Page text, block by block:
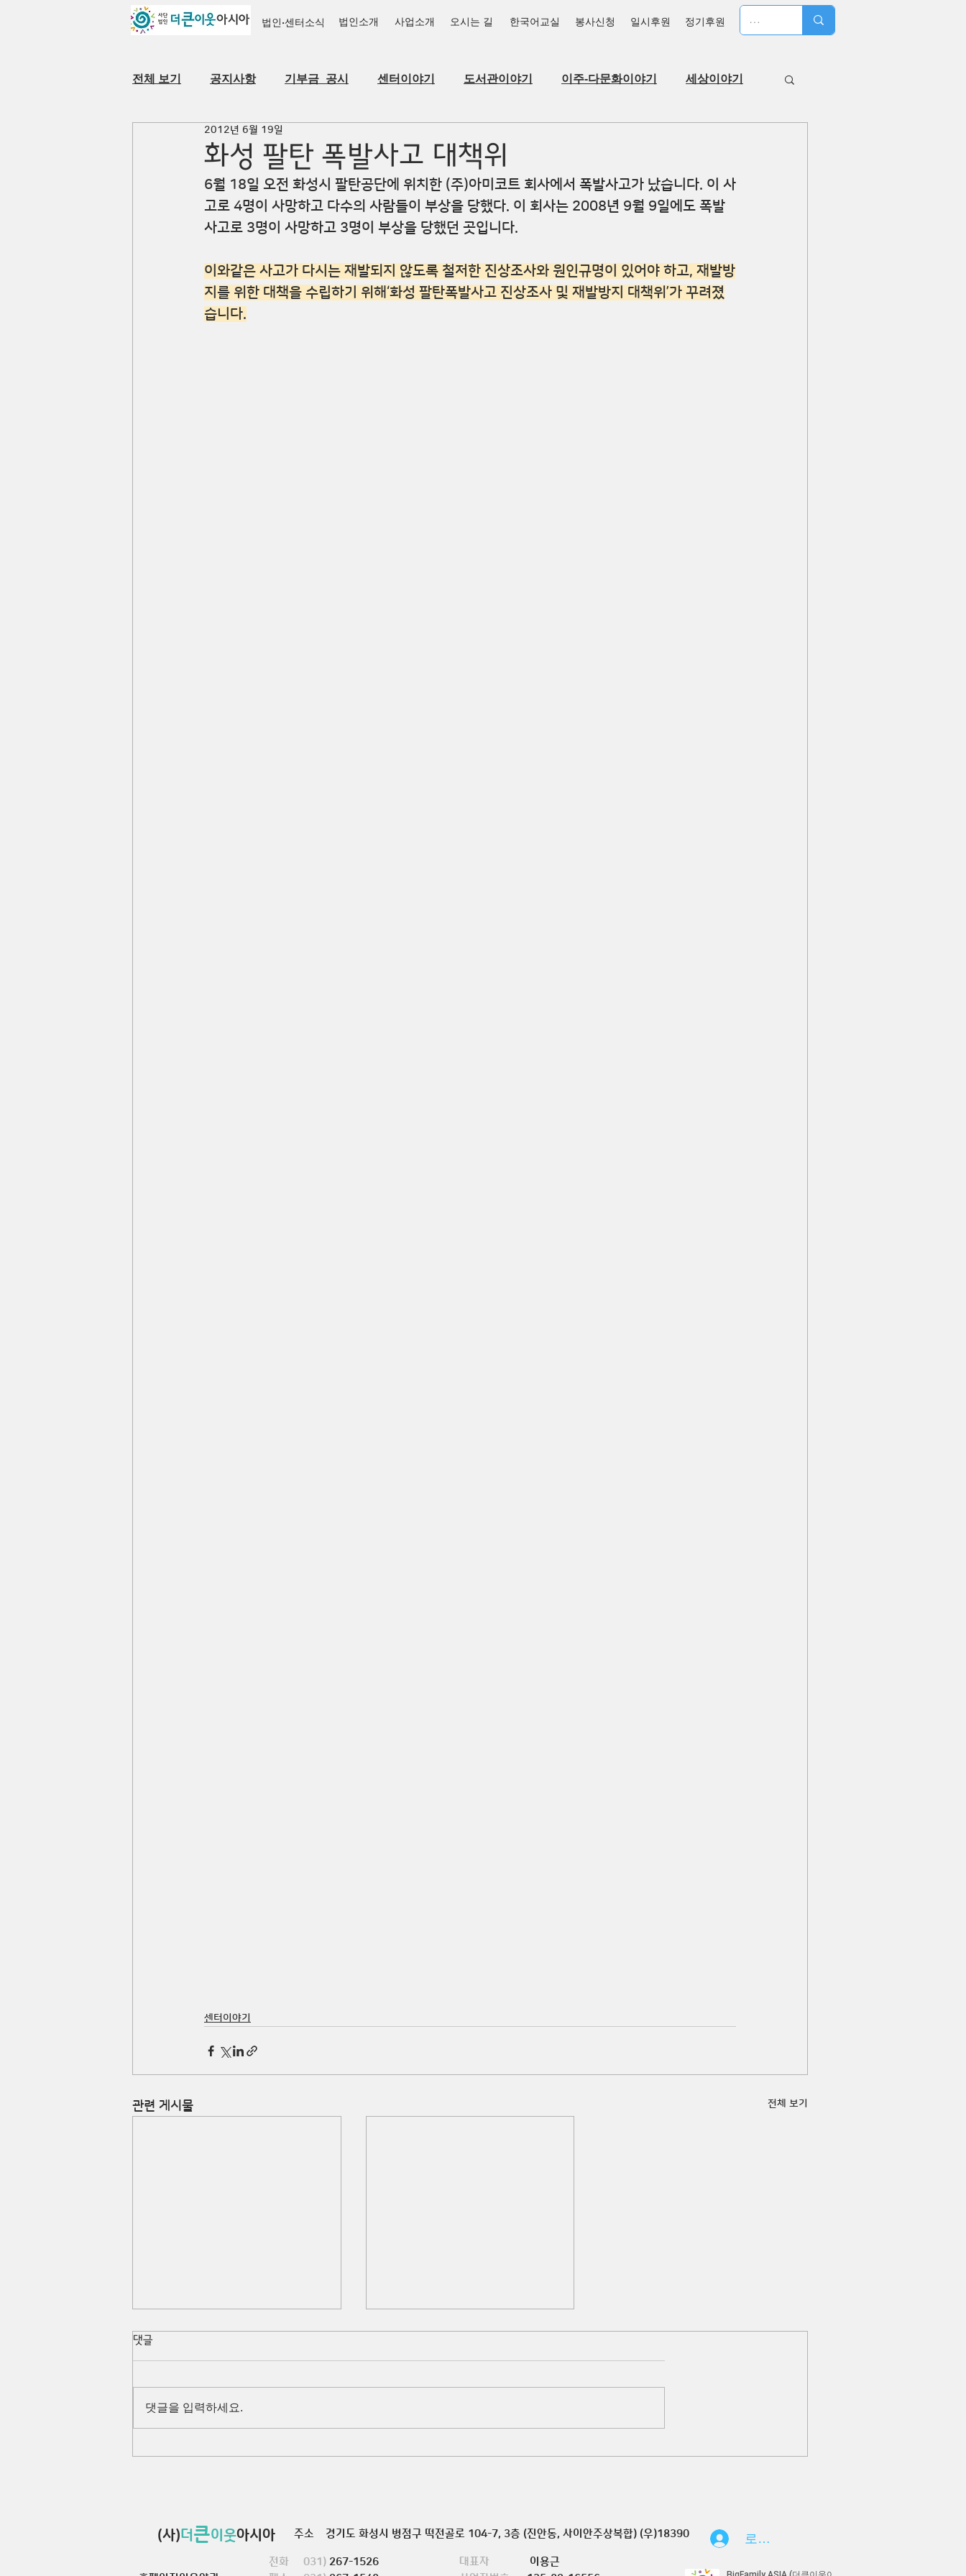
법인·센터소식 법인소개 사업소개 오시는 길 한국어교실 봉사신청 일시후원 정기후원
전체 보기 공지사항 기부금_공시 센터이야기 도서관이야기 이주-다문화이야기 세상이야기
법인·센터 소개
화성 팔탄 폭발사고 대책위
2012년 6월 19일
6월 18일 오전 화성시 팔탄공단에 위치한 (주)아미코트 회사에서 폭발사고가 났습니다. 이 사
고로 4명이 사망하고 다수의 사람들이 부상을 당했다. 이 회사는 2008년 9월 9일에도 폭발
사고로 3명이 사망하고 3명이 부상을 당했던 곳입니다.
이와같은 사고가 다시는 재발되지 않도록 철저한 진상조사와 원인규명이 있어야 하고, 재발방
지를 위한 대책을 수립하기 위해‘화성 팔탄폭발사고 진상조사 및 재발방지 대책위’가 꾸려졌
습니다.
센터이야기
관련 게시물 전체 보기
댓글
댓글을 입력하세요.
(사)더큰이웃아시아 주소 경기도 화성시 병점구 떡전골로 104-7, 3층 (진안동, 사이안주상복합) (우)18390 로그인
전화 031) 267-1526
대표자
이용근